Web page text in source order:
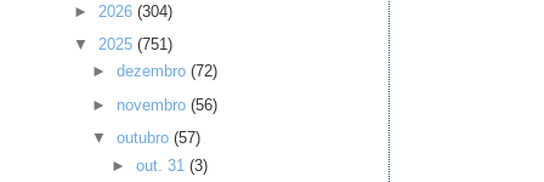
► 2026 (304)
▼ 2025 (751)
►dezembro(72)
► novembro(56)
▼outubro(57)
► out. 31 (3)